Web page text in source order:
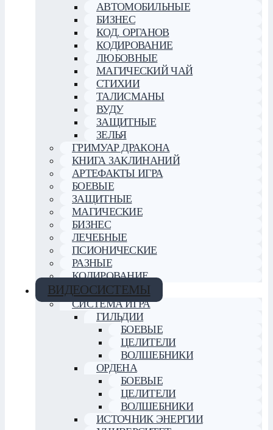
АВТОМОБИЛЬНЫЕ
БИЗНЕС
КОД. ОРГАНОВ
КОДИРОВАНИЕ
ЛЮБОВНЫЕ
МАГИЧЕСКИЙ ЧАЙ
СТИХИИ
ТАЛИСМАНЫ
ВУДУ
ЗАЩИТНЫЕ
ЗЕЛЬЯ
ГРИМУАР ДРАКОНА
КНИГА ЗАКЛИНАНИЙ
АРТЕФАКТЫ ИГРА
БОЕВЫЕ
ЗАЩИТНЫЕ
МАГИЧЕСКИЕ
БИЗНЕС
ЛЕЧЕБНЫЕ
ПСИОНИЧЕСКИЕ
РАЗНЫЕ
КОДИРОВАНИЕ
ВИДЕОСИСТЕМЫ
СИСТЕМА ИГРА
ГИЛЬДИИ
БОЕВЫЕ
ЦЕЛИТЕЛИ
ВОЛШЕБНИКИ
ОРДЕНА
БОЕВЫЕ
ЦЕЛИТЕЛИ
ВОЛШЕБНИКИ
ИСТОЧНИК ЭНЕРГИИ